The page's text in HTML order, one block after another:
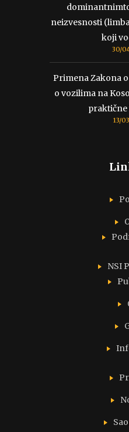
neizvesnosti
koji
30/
Primena Zakona
o vozilima na
13/
NSI